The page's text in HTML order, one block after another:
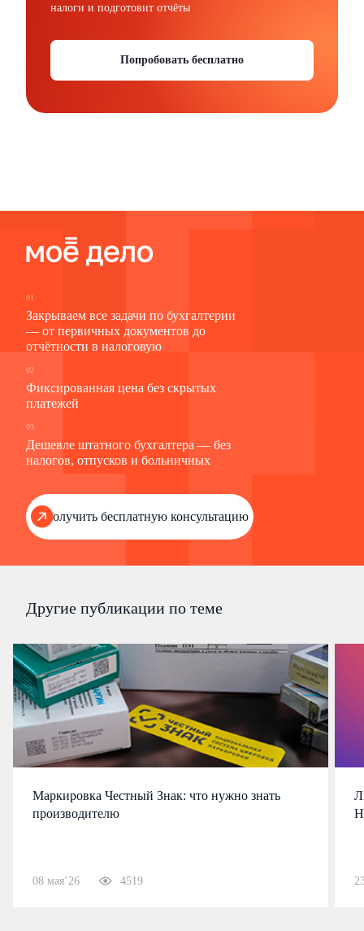
налоги и подготовит отчёты
Попробовать бесплатно
01
Закрываем все задачи по бухгалтерии
— от первичных документов до
отчётности в налоговую
02
Фиксированная цена без скрытых
платежей
03
Дешевле штатного бухгалтера — без
налогов, отпусков и больничных
Получить бесплатную консультацию
Другие публикации по теме
Маркировка Честный Знак: что нужно знать
производителю
08 мая’26 4519